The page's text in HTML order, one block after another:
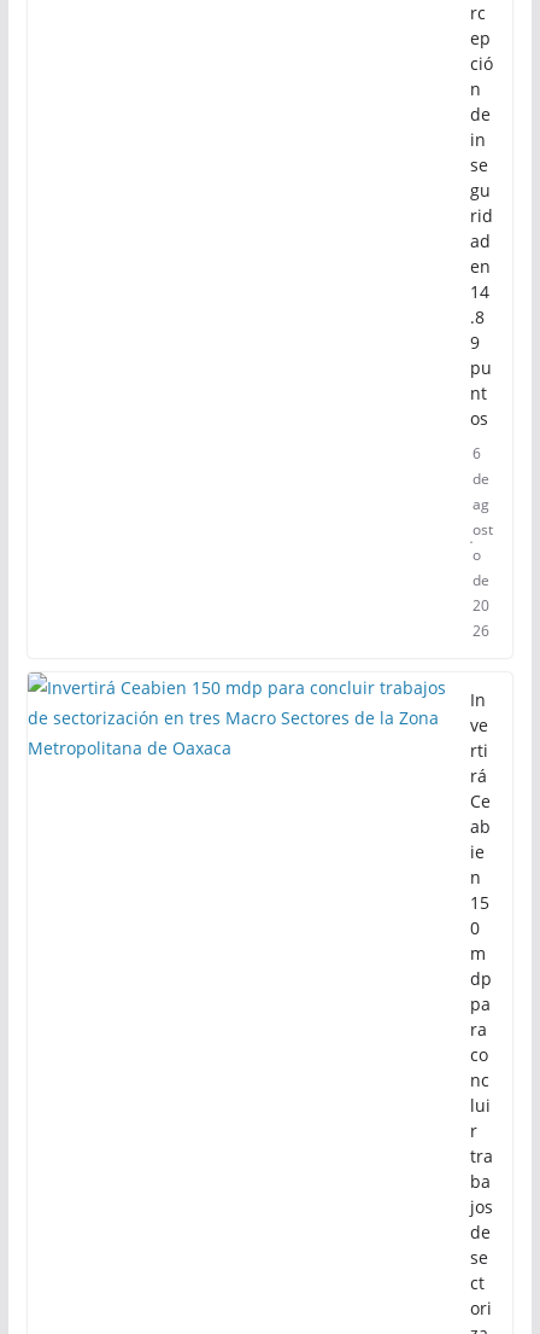
rc
ep
ció
n
de
in
se
gu
rid
ad
en
14
.8
9
pu
nt
os
6
de
ag
ost
o
de
20
26
In
ve
rti
rá
Ce
ab
ie
n
15
0
m
dp
pa
ra
co
nc
lui
r
tra
ba
jos
de
se
ct
ori